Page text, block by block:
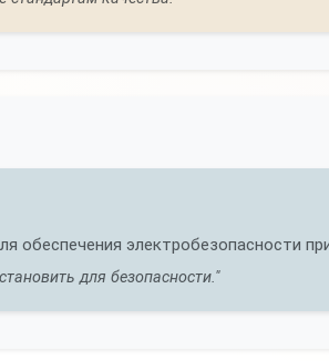
обеспечения электробезопасности
для безопасности."